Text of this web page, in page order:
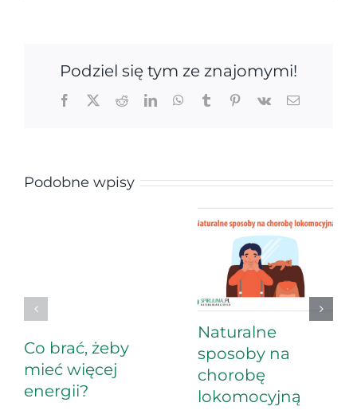
Podziel się tym ze znajomymi!
Facebook
X RedditLinkedInWhatsApp
TumblrPinterest
Vk Email
Podobne wpisy
Co brać, żeby
mieć więcej
energii?
Naturalne
sposoby na
chorobę
lokomocyjną